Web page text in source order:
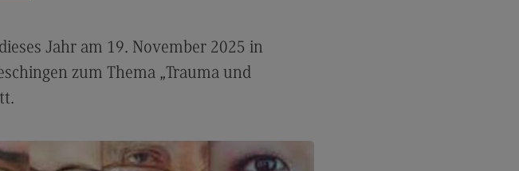
Jahr am 19. November 2025 in
zum Thema „Trauma und